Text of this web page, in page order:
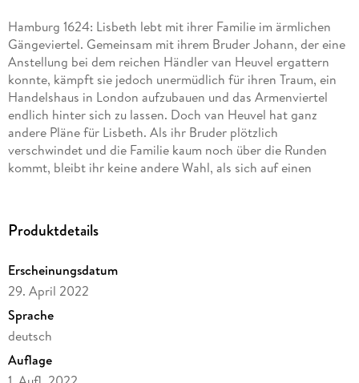
Hamburg 1624: Lisbeth lebt mit ihrer Familie im ärmlichen
Gängeviertel. Gemeinsam mit ihrem Bruder Johann, der eine
Anstellung bei dem reichen Händler van Heuvel ergattern
konnte, kämpft sie jedoch unermüdlich für ihren Traum, ein
Handelshaus in London aufzubauen und das Armenviertel
endlich hinter sich zu lassen. Doch van Heuvel hat ganz
andere Pläne für Lisbeth. Als ihr Bruder plötzlich
verschwindet und die Familie kaum noch über die Runden
kommt, bleibt ihr keine andere Wahl, als sich auf einen
Glück zu finden?
Der neue packende historische Roman von Jessica Weber
erzählt die Geschichte einer jungen Frau, die trotz aller
Widerstände ihre Träume nicht aufgibt.
eBooks von beHEARTBEAT - Herzklopfen garantiert.
Produktdetails
Erscheinungsdatum
29. April 2022
Sprache
deutsch
Auflage